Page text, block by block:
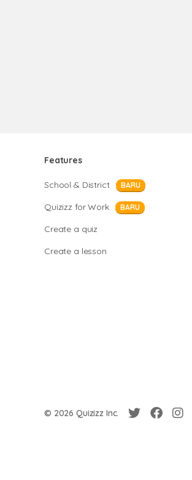
Features
School & District BARU
Quizizz for Work BARU
Create a quiz
Create a lesson
© 2026 Quizizz Inc.